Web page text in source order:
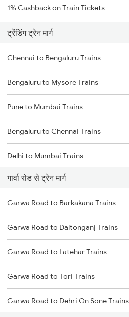
1% Cashback on Train Tickets
ट्रेंडिंग ट्रेन मार्ग
Chennai to Bengaluru Trains
Bengaluru to Mysore Trains
Pune to Mumbai Trains
Bengaluru to Chennai Trains
Delhi to Mumbai Trains
Mumbai to Pune Trains
Delhi to Jammu Trains
Mumbai to Delhi Trains
Mumbai to Goa Trains
Chennai to Coimbatore Trains
गार्वा रोड से ट्रेन मार्ग
Garwa Road to Barkakana Trains
Garwa Road to Daltonganj Trains
Garwa Road to Latehar Trains
Garwa Road to Tori Trains
Garwa Road to Dehri On Sone Trains